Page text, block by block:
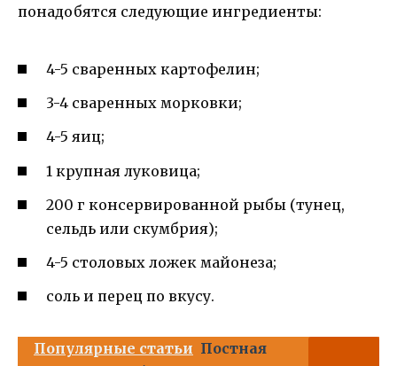
понадобятся следующие ингредиенты:
4-5 сваренных картофелин;
3-4 сваренных морковки;
4-5 яиц;
1 крупная луковица;
200 г консервированной рыбы (тунец,
сельдь или скумбрия);
4-5 столовых ложек майонеза;
соль и перец по вкусу.
Популярные статьи Постная